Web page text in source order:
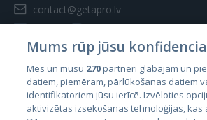
contact@getapro.lv
Страны
Эстония
Mums rūp jūsu
Mēs un mūsu 270partneri glabājam un
datiem, piemēram, pārlūkošanas datiem
identifikatoriem jūsu ierīcē. Izvēloties
aktivizētas izsekošanas tehnoloģijas,